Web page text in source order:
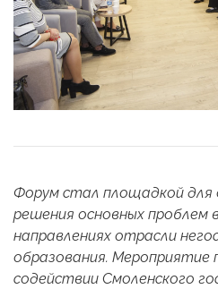
Форум стал площадкой для
решения основных проблем
направлениях отрасли
образования. Мероприятие
содействии Смоленского